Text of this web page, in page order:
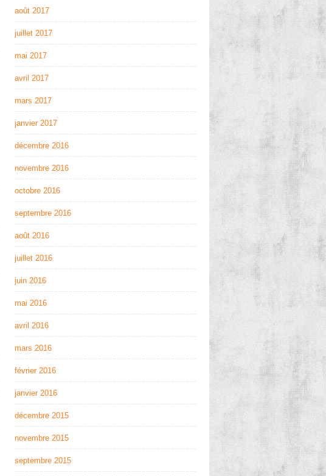
août 2017
juillet 2017
mai 2017
avril 2017
mars 2017
janvier 2017
décembre 2016
novembre 2016
octobre 2016
septembre 2016
août 2016
juillet 2016
juin 2016
mai 2016
avril 2016
mars 2016
février 2016
janvier 2016
décembre 2015
novembre 2015
septembre 2015